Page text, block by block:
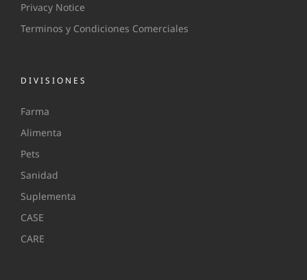
Privacy Notice
Terminos y Condiciones Comerciales
DIVISIONES
Farma
Alimenta
Pets
Sanidad
Suplementa
CASE
CARE